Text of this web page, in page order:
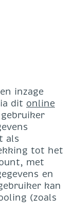
inzage
dit online
als
tot het
met
en
kan
(zoals